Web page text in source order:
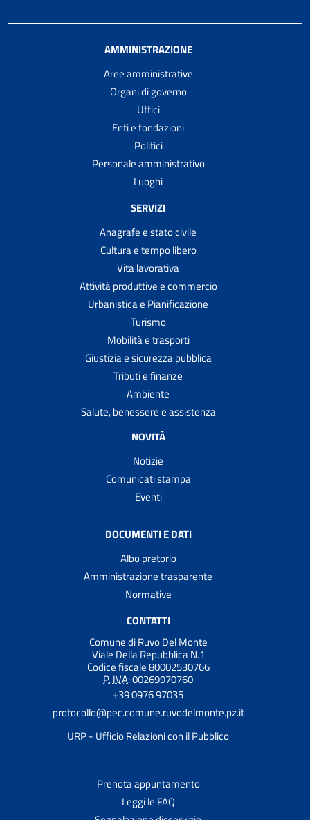
AMMINISTRAZIONE
Aree amministrative
Organi di governo
Uffici
Enti e fondazioni
Politici
Personale amministrativo
Luoghi
SERVIZI
Anagrafe e stato civile
Cultura e tempo libero
Vita lavorativa
Attività produttive e commercio
Urbanistica e Pianificazione
Turismo
Mobilità e trasporti
Giustizia e sicurezza pubblica
Tributi e finanze
Ambiente
Salute, benessere e assistenza
NOVITÀ
Notizie
Comunicati stampa
Eventi
DOCUMENTI E DATI
Albo pretorio
Amministrazione trasparente
Normative
CONTATTI
Comune di Ruvo Del Monte
Viale Della Repubblica N.1
Codice fiscale 80002530766
P. IVA:00269970760
+39 0976 97035
protocollo@pec.comune.ruvodelmonte.pz.it
URP - Ufficio Relazioni con il Pubblico
Prenota appuntamento
Leggi le FAQ